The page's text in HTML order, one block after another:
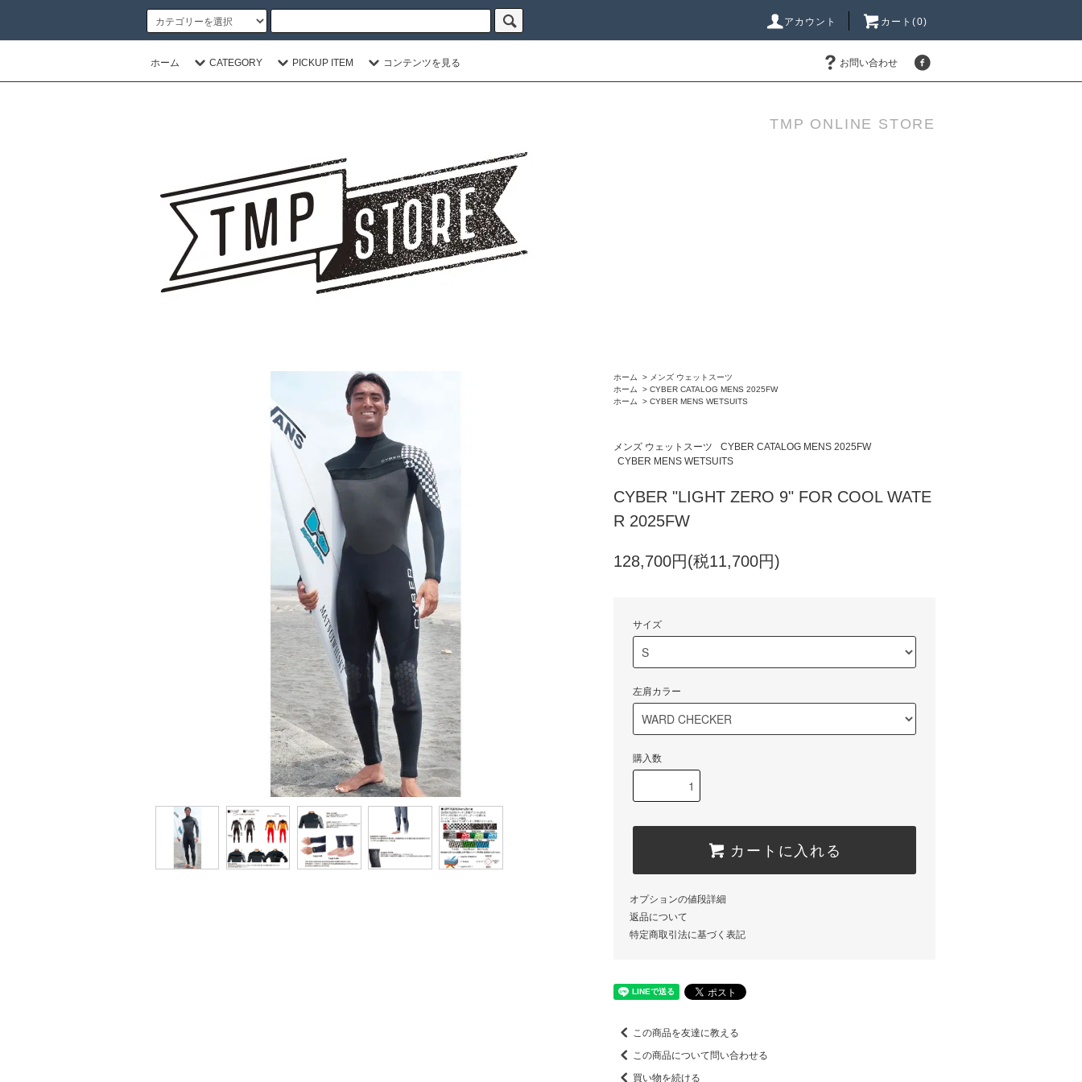
アカウント カート(0)
ホーム CATEGORY PICKUP ITEM コンテンツを見る お問い合わせ
TMP ONLINE STORE
ホーム > メンズ ウェットスーツ
ホーム
> CYBER CATALOG MENS 2025FW
ホーム
> CYBER MENS WETSUITS
メンズ ウェットスーツ
CYBER CATALOG MENS 2025FW
CYBER MENS WETSUITS
CYBER "LIGHT ZERO 9" FOR COOL WATE
R 2025FW
128,700円(税11,700円)
サイズ
左肩カラー
購入数
カートに入れる
オプションの値段詳細
返品について
特定商取引法に基づく表記
この商品を友達に教える
この商品について問い合わせる
買い物を続ける